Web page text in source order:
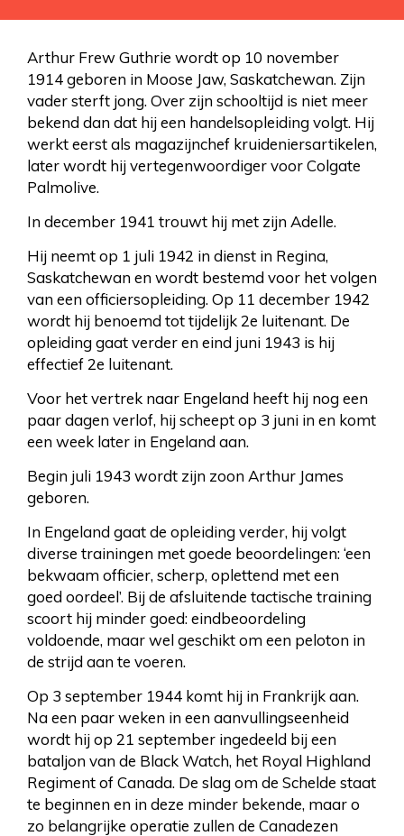
Arthur Frew Guthrie wordt op 10 november
1914 geboren in Moose Jaw, Saskatchewan. Zijn
vader sterft jong. Over zijn schooltijd is niet meer
bekend dan dat hij een handelsopleiding volgt. Hij
werkt eerst als magazijnchef kruideniersartikelen,
later wordt hij vertegenwoordiger voor Colgate
Palmolive.
In december 1941 trouwt hij met zijn Adelle.
Hij neemt op 1 juli 1942 in dienst in Regina,
Saskatchewan en wordt bestemd voor het volgen
van een officiersopleiding. Op 11 december 1942
wordt hij benoemd tot tijdelijk 2e luitenant. De
opleiding gaat verder en eind juni 1943 is hij
effectief 2e luitenant.
Voor het vertrek naar Engeland heeft hij nog een
paar dagen verlof, hij scheept op 3 juni in en komt
een week later in Engeland aan.
Begin juli 1943 wordt zijn zoon Arthur James
geboren.
In Engeland gaat de opleiding verder, hij volgt
diverse trainingen met goede beoordelingen: ‘een
bekwaam officier, scherp, oplettend met een
goed oordeel’. Bij de afsluitende tactische training
scoort hij minder goed: eindbeoordeling
voldoende, maar wel geschikt om een peloton in
de strijd aan te voeren.
Op 3 september 1944 komt hij in Frankrijk aan.
Na een paar weken in een aanvullingseenheid
wordt hij op 21 september ingedeeld bij een
bataljon van de Black Watch, het Royal Highland
Regiment of Canada. De slag om de Schelde staat
te beginnen en in deze minder bekende, maar o
zo belangrijke operatie zullen de Canadezen